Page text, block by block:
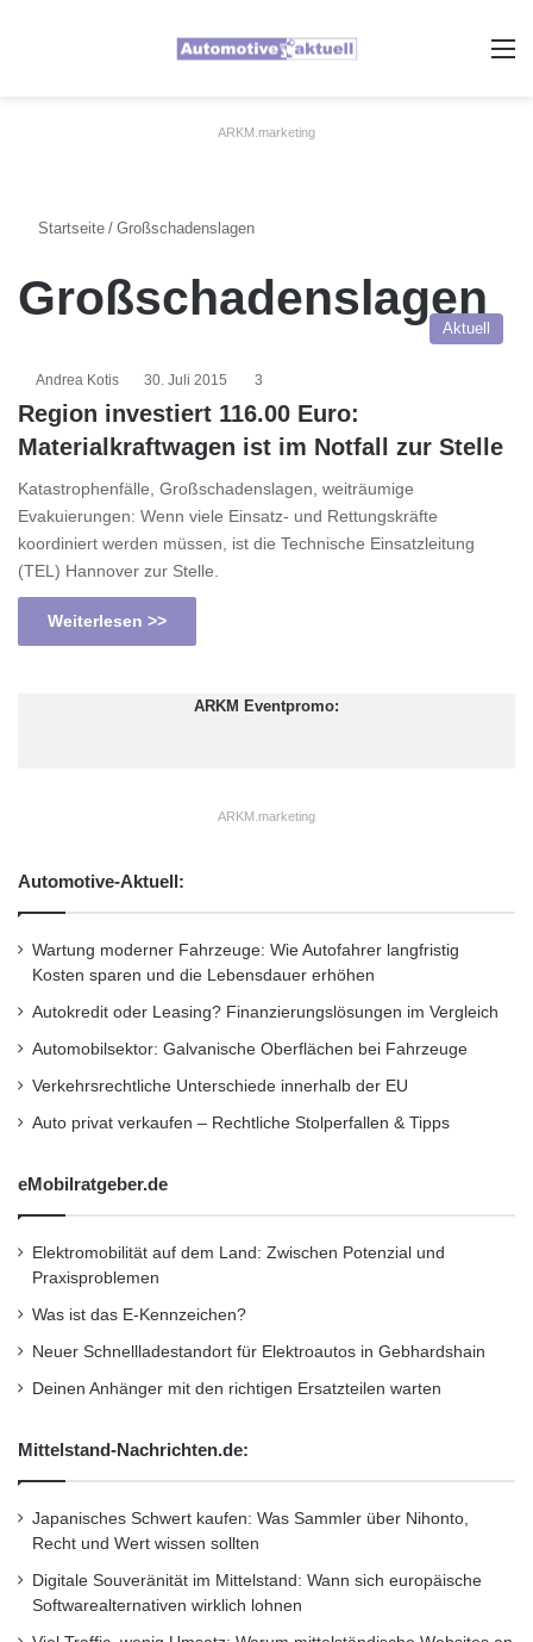
ARKM.marketing
Startseite / Großschadenslagen
Großschadenslagen
Aktuell
Andrea Kotis 30. Juli 2015 3
Region investiert 116.00 Euro:
Materialkraftwagen ist im Notfall zur Stelle
Katastrophenfälle, Großschadenslagen, weiträumige
Evakuierungen: Wenn viele Einsatz- und Rettungskräfte
koordiniert werden müssen, ist die Technische Einsatzleitung
(TEL) Hannover zur Stelle.
Weiterlesen >>
ARKM Eventpromo:
ARKM.marketing
Automotive-Aktuell:
Wartung moderner Fahrzeuge: Wie Autofahrer langfristig
Kosten sparen und die Lebensdauer erhöhen
Autokredit oder Leasing? Finanzierungslösungen im Vergleich
Automobilsektor: Galvanische Oberflächen bei Fahrzeuge
Verkehrsrechtliche Unterschiede innerhalb der EU
Auto privat verkaufen – Rechtliche Stolperfallen & Tipps
eMobilratgeber.de
Elektromobilität auf dem Land: Zwischen Potenzial und
Praxisproblemen
Was ist das E-Kennzeichen?
Neuer Schnellladestandort für Elektroautos in Gebhardshain
Deinen Anhänger mit den richtigen Ersatzteilen warten
Mittelstand-Nachrichten.de:
Japanisches Schwert kaufen: Was Sammler über Nihonto,
Recht und Wert wissen sollten
Digitale Souveränität im Mittelstand: Wann sich europäische
Softwarealternativen wirklich lohnen